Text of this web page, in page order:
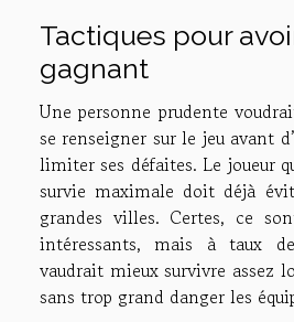
Tactiques pour
gagnant
Une personne prudente
se renseigner sur le jeu avant
limiter ses défaites. Le joueur
survie maximale doit déjà
grandes villes. Certes, ce
intéressants, mais à taux
vaudrait mieux survivre assez
sans trop grand danger les